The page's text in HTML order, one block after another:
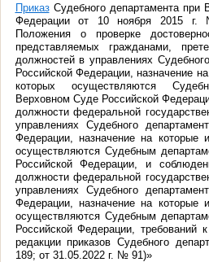
ПриказСудебного департамента при
Федерации от 10 ноября 2015
Положения о проверке
представляемых гражданами,
должностей в управлениях
Российской Федерации, назначение
которых осуществляются
Верховном Суде Российской
должности федеральной
управлениях Судебного
Федерации, назначение на которые
осуществляются Судебным
Российской Федерации, и
должности федеральной
управлениях Судебного
Федерации, назначение на которые
осуществляются Судебным
Российской Федерации,
редакции приказов Судебного
189; от 31.05.2022 г. № 91)»